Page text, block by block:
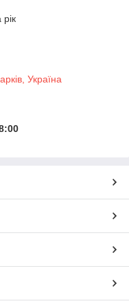
Україна